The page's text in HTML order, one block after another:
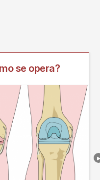
se opera?